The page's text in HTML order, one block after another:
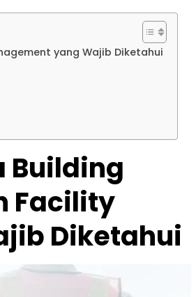
yang Wajib Diketahui
Building
Facility
Diketahui